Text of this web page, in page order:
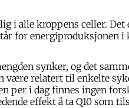
i alle kroppens celler. Det
for energiproduksjonen i
synker, og det
være relatert til enkelte
per i dag finnes ingen
effekt å ta Q10 som